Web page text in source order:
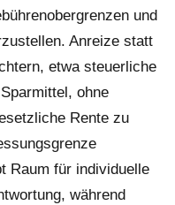
und
Anreize statt
etwa steuerliche
ohne
Rente zu
Raum für individuelle
während